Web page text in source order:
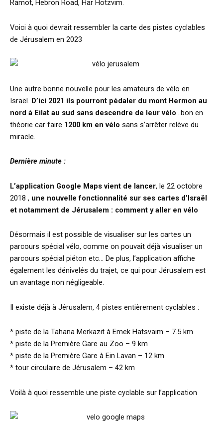
Ramot, Hebron Road, Har Hotzvim.
Voici à quoi devrait ressembler la carte des pistes cyclables
de Jérusalem en 2023
Une autre bonne nouvelle pour les amateurs de vélo en
Israël. D’ici 2021 ils pourront pédaler du mont Hermon au
nord à Eilat au sud sans descendre de leur vélo…bon en
théorie car faire 1200 km en vélo sans s’arrêter relève du
miracle.
Dernière minute :
L’application Google Maps vient de lancer, le 22 octobre
2018 , une nouvelle fonctionnalité sur ses cartes d’Israël
et notamment de Jérusalem : comment y aller en vélo
Désormais il est possible de visualiser sur les cartes un
parcours spécial vélo, comme on pouvait déjà visualiser un
parcours spécial piéton etc… De plus, l’application affiche
également les dénivelés du trajet, ce qui pour Jérusalem est
un avantage non négligeable.
Il existe déjà à Jérusalem, 4 pistes entièrement cyclables :
* piste de la Tahana Merkazit à Emek Hatsvaim – 7.5 km
* piste de la Première Gare au Zoo – 9 km
* piste de la Première Gare à Ein Lavan – 12 km
* tour circulaire de Jérusalem – 42 km
Voilà à quoi ressemble une piste cyclable sur l’application